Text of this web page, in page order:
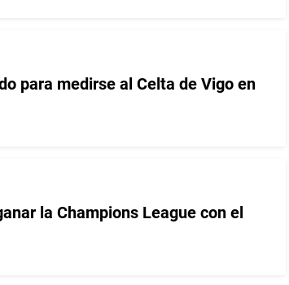
para medirse al Celta de Vigo en
la Champions League con el